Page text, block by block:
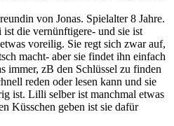
von Jonas. Spielalter 8 Jahre.
die vernünftigere- und sie ist
voreilig. Sie regt sich zwar auf,
macht- aber sie findet ihn einfach
immer, zB den Schlüssel zu finden
reden oder lesen kann und sie
ist. Lilli selber ist manchmal etwas
Küsschen geben ist sie dafür